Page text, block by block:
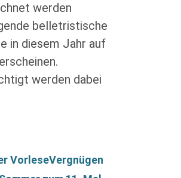
werden
belletristische
in diesem Jahr auf
werden dabei
VorleseVergnügen